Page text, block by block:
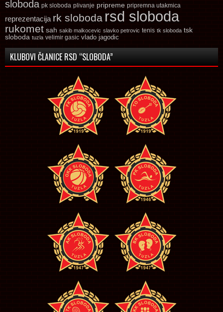
sloboda pk sloboda plivanje pripreme pripremna utakmica
reprezentacija rk sloboda rsd sloboda
rukomet sah sakib malkocevic slavko petrovic tenis tk sloboda tsk
sloboda tuzla velimir gasic vlado jagodic
KLUBOVI ČLANICE RSD “SLOBODA”